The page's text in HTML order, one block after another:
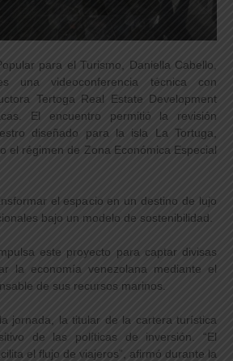
para el Turismo, Daniella Cabello,
una videoconferencia técnica con
Tertoga Real Estate Development
El encuentro permitió la revisión
diseñado para la isla La Tortuga,
el régimen de Zona Económica Especial
el espacio en un destino de lujo
bajo un modelo de sostenibilidad.
este proyecto para captar divisas
la economía venezolana mediante el
de sus recursos marinos.
jornada, la titular de la cartera turística
de las políticas de inversión. “El
el flujo de viajeros”, afirmó durante la